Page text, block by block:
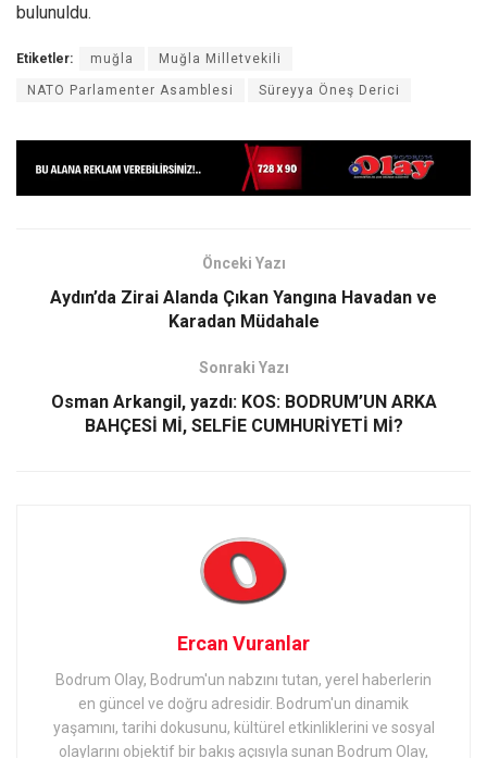
bulunuldu.
Etiketler: muğla Muğla Milletvekili
NATO Parlamenter Asamblesi Süreyya Öneş Derici
Önceki Yazı
Aydın’da Zirai Alanda Çıkan Yangına Havadan ve
Karadan Müdahale
Sonraki Yazı
Osman Arkangil, yazdı: KOS: BODRUM’UN ARKA
BAHÇESİ Mİ, SELFİE CUMHURİYETİ Mİ?
Ercan Vuranlar
Bodrum Olay, Bodrum'un nabzını tutan, yerel haberlerin
en güncel ve doğru adresidir. Bodrum'un dinamik
yaşamını, tarihi dokusunu, kültürel etkinliklerini ve sosyal
olaylarını objektif bir bakış açısıyla sunan Bodrum Olay,